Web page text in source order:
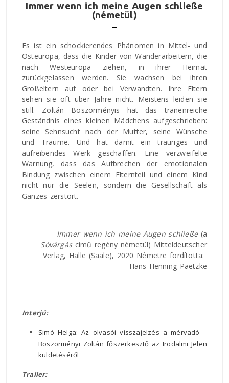
Immer wenn ich meine Augen schließe
(németül)
Es ist ein schockierendes Phänomen in Mittel- und
Osteuropa, dass die Kinder von Wanderarbeitern, die
nach Westeuropa ziehen, in ihrer Heimat
zurückgelassen werden. Sie wachsen bei ihren
Großeltern auf oder bei Verwandten. Ihre Eltern
sehen sie oft über Jahre nicht. Meistens leiden sie
still. Zoltán Böszörményis hat das tränenreiche
Geständnis eines kleinen Mädchens aufgeschrieben:
seine Sehnsucht nach der Mutter, seine Wünsche
und Träume. Und hat damit ein trauriges und
aufreibendes Werk geschaffen. Eine verzweifelte
Warnung, dass das Aufbrechen der emotionalen
Bindung zwischen einem Elternteil und einem Kind
nicht nur die Seelen, sondern die Gesellschaft als
Ganzes zerstört.
Immer wenn ich meine Augen schließe (a
Sóvárgáscímű regény németül) Mitteldeutscher
Verlag, Halle (Saale), 2020 Németre fordította:
Hans-Henning Paetzke
Interjú:
Simó Helga: Az olvasói visszajelzés a mérvadó –
Böszörményi Zoltán főszerkesztő az Irodalmi Jelen
küldetéséről
Trailer: